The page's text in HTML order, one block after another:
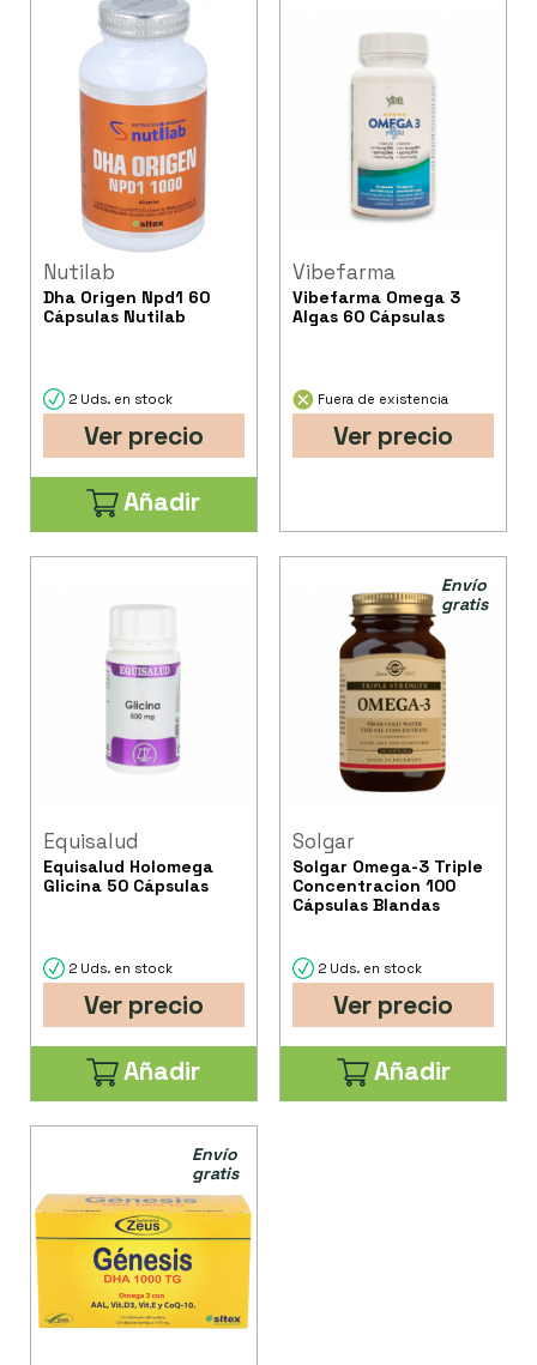
Nutilab
Dha Origen Npd1 60
Cápsulas Nutilab
2 Uds. en stock
Ver precio
Añadir
Vibefarma
Vibefarma Omega 3
Algas 60 Cápsulas
Fuera de existencia
Ver precio
Equisalud
Equisalud Holomega
Glicina 50 Cápsulas
2 Uds. en stock
Ver precio
Añadir
Solgar
Solgar Omega-3 Triple
Concentracion 100
Cápsulas Blandas
Envío
gratis
2 Uds. en stock
Ver precio
Añadir
Envío
gratis